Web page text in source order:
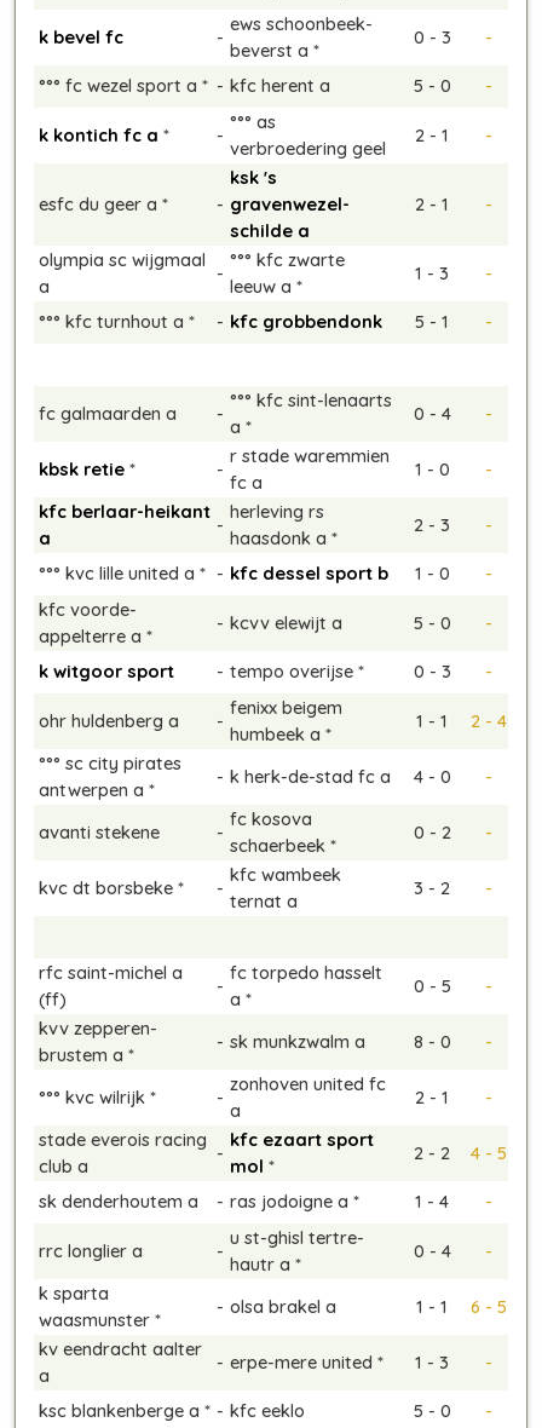
k bevel fc -
ews schoonbeek-
beverst a *
0 - 3 -
°°° fc wezel sport a * - kfc herent a 5 - 0 -
k kontich fc a * -
°°° as
verbroedering geel
2 - 1 -
esfc du geer a * -
ksk 's
gravenwezel-
schilde a
2 - 1 -
olympia sc wijgmaal
a
-
°°° kfc zwarte
leeuw a *
1 - 3 -
°°° kfc turnhout a * - kfc grobbendonk 5 - 1 -
fc galmaarden a -
°°° kfc sint-lenaarts
a *
0 - 4 -
kbsk retie * -
r stade waremmien
fc a
1 - 0
-
kfc berlaar-heikant
a
-
herleving rs
haasdonk a *
2 - 3 -
°°° kvc lille united a * - kfc dessel sport b 1 - 0
-
kfc voorde-
appelterre a *
- kcvv elewijt a 5 - 0 -
k witgoor sport - tempo overijse * 0 - 3 -
ohr huldenberg a -
fenixx beigem
humbeek a *
1 - 1
2 - 4
°°° sc city pirates
antwerpen a *
- k herk-de-stad fc a 4 - 0 -
avanti stekene -
fc kosova
schaerbeek *
0 - 2 -
kvc dt borsbeke * -
kfc wambeek
ternat a
3 - 2 -
rfc saint-michel a
(ff)
-
fc torpedo hasselt
a *
0 - 5
-
kvv zepperen-
brustem a *
- sk munkzwalm a 8 - 0 -
°°° kvc wilrijk * -
zonhoven united fc
a
2 - 1
-
stade everois racing
club a
-
kfc ezaart sport
mol *
2 - 2 4 - 5
sk denderhoutem a - ras jodoigne a * 1 - 4 -
rrc longlier a -
u st-ghisl tertre-
hautr a *
0 - 4
-
k sparta
waasmunster *
- olsa brakel a 1 - 1
6 - 5
kv eendracht aalter
a
- erpe-mere united * 1 - 3 -
ksc blankenberge a * - kfc eeklo 5 - 0 -